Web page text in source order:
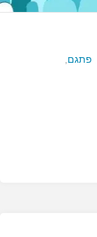
פתגם,